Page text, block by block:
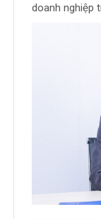
doanh nghiệp